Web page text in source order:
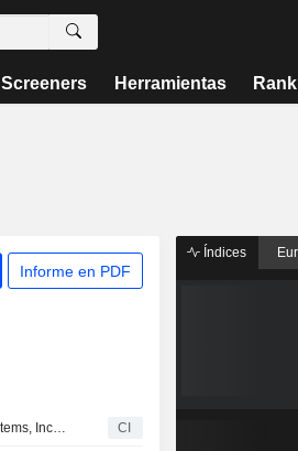
Screeners Herramientas
Informe en PDF
Advanced Drainage Systems, Inc. presenta sus resultados del primer trimestre finalizado el 30 de junio de 2026 CI
Índices